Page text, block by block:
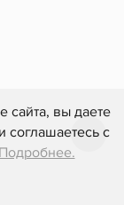
сайта, вы даете
соглашаетесь с